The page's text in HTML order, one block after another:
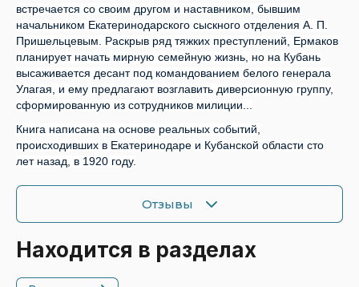
встречается со своим другом и наставником, бывшим
начальником Екатеринодарского сыскного отделения А. П.
Пришельцевым. Раскрыв ряд тяжких преступлений, Ермаков
планирует начать мирную семейную жизнь, но на Кубань
высаживается десант под командованием белого генерала
Улагая, и ему предлагают возглавить диверсионную группу,
сформированную из сотрудников милиции...
Книга написана на основе реальных событий,
происходивших в Екатеринодаре и Кубанской области сто
лет назад, в 1920 году.
Отзывы
Находится в разделах